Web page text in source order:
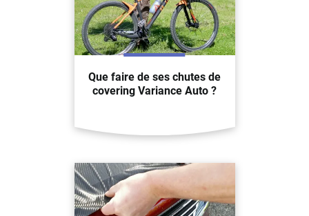
Que faire de ses chutes de
covering Variance Auto ?